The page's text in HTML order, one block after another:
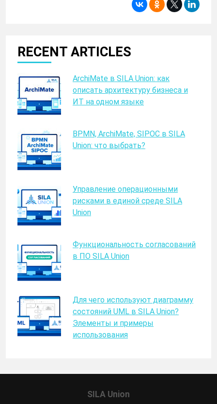
RECENT ARTICLES
ArchiMate в SILA Union: как
описать архитектуру бизнеса и
ИТ на одном языке
BPMN, ArchiMate, SIPOC в SILA
Union: что выбрать?
Управление операционными
рисками в единой среде SILA
Union
Функциональность согласований
в ПО SILA Union
Для чего используют диаграмму
состояний UML в SILA Union?
Элементы и примеры
использования
SILA Union